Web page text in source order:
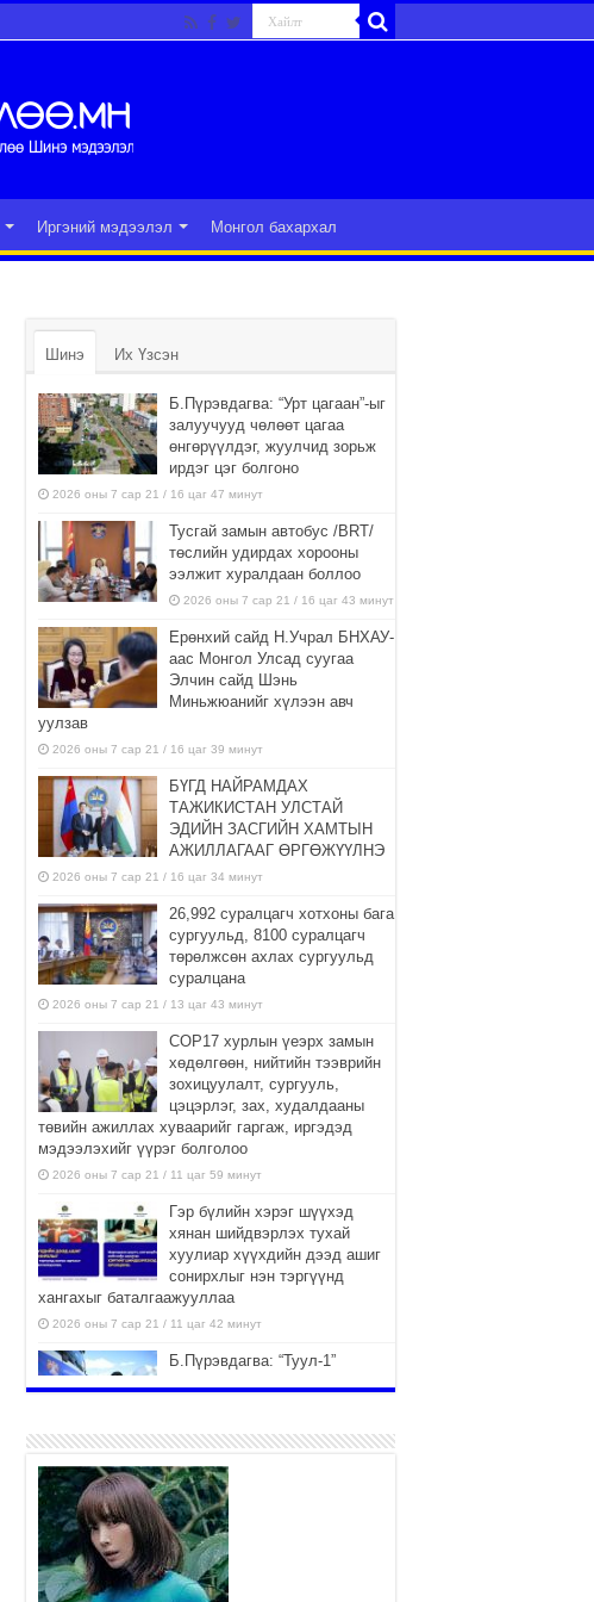
Иргэний мэдээлэл Монгол бахархал
Шинэ Их Үзсэн
Б.Пүрэвдагва: “Урт цагаан”-ыг
залуучууд чөлөөт цагаа
өнгөрүүлдэг, жуулчид зорьж
ирдэг цэг болгоно
2026 оны 7 сар 21 / 16 цаг 47 минут
Тусгай замын автобус /BRT/
төслийн удирдах хорооны
ээлжит хуралдаан боллоо
2026 оны 7 сар 21 / 16 цаг 43 минут
Ерөнхий сайд Н.Учрал БНХАУ-
аас Монгол Улсад суугаа
Элчин сайд Шэнь
Миньжюанийг хүлээн авч
уулзав
2026 оны 7 сар 21 / 16 цаг 39 минут
БҮГД НАЙРАМДАХ
ТАЖИКИСТАН УЛСТАЙ
ЭДИЙН ЗАСГИЙН ХАМТЫН
АЖИЛЛАГААГ ӨРГӨЖҮҮЛНЭ
2026 оны 7 сар 21 / 16 цаг 34 минут
26,992 суралцагч хотхоны бага
сургуульд, 8100 суралцагч
төрөлжсөн ахлах сургуульд
суралцана
2026 оны 7 сар 21 / 13 цаг 43 минут
COP17 хурлын үеэрх замын
хөдөлгөөн, нийтийн тээврийн
зохицуулалт, сургууль,
цэцэрлэг, зах, худалдааны
төвийн ажиллах хуваарийг гаргаж, иргэдэд
мэдээлэхийг үүрэг болголоо
2026 оны 7 сар 21 / 11 цаг 59 минут
Гэр бүлийн хэрэг шүүхэд
хянан шийдвэрлэх тухай
хуулиар хүүхдийн дээд ашиг
сонирхлыг нэн тэргүүнд
хангахыг баталгаажууллаа
2026 оны 7 сар 21 / 11 цаг 42 минут
Б.Пүрэвдагва: “Туул-1”
2026 оны 7 сар 21 / 10 цаг 15 минут
НИЙСЛЭЛ, АЙМГИЙН
УДИРДЛАГУУДЫН АЖЛЫГ
ХҮНД СУРТЛЫГ БУУРУУЛЖ,
ИРГЭД, АЖ АХУЙН НЭГЖИЙН
АЧААГ ХЭРХЭН ХӨНГӨЛСНӨӨР ДҮГНЭНЭ